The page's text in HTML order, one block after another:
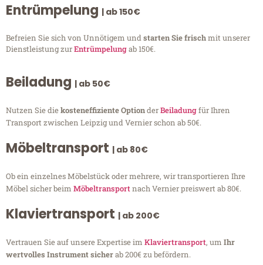
Entrümpelung | ab 150€
Befreien Sie sich von Unnötigem undstarten Sie frischmit unserer
Dienstleistung zurEntrümpelungab 150€.
Beiladung | ab 50€
Nutzen Sie diekosteneffiziente OptionderBeiladungfür Ihren
Transport zwischen Leipzig und Vernier schon ab 50€.
Möbeltransport | ab 80€
Ob ein einzelnes Möbelstück oder mehrere, wir transportieren Ihre
Möbel sicher beim Möbeltransportnach Vernier preiswert ab 80€.
Klaviertransport | ab 200€
Vertrauen Sie auf unsere Expertise im Klaviertransport, um Ihr
wertvolles Instrument sicherab 200€ zu befördern.